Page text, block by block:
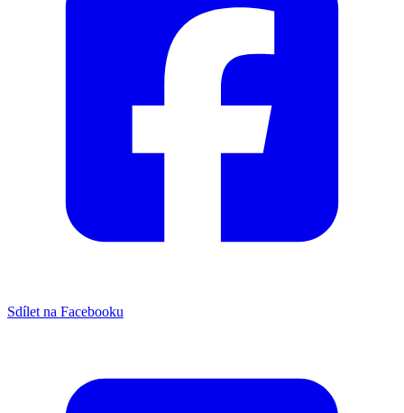
Sdílet na Facebooku